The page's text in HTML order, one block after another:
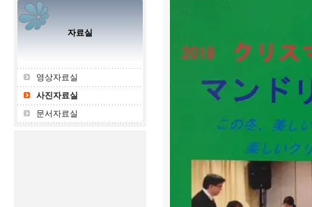
자료실
영상자료실
사진자료실
문서자료실